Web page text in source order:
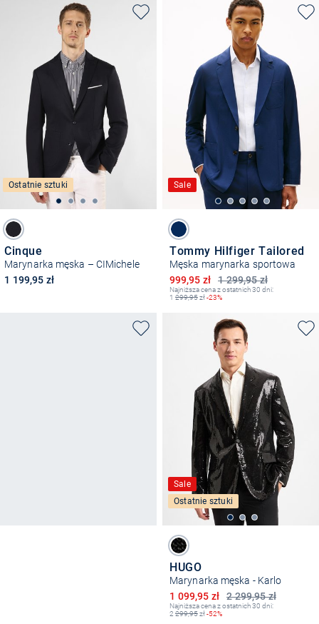
Ostatnie sztuki
Cinque
Marynarka męska – CIMichele
1 199,95 zł
Sale
Tommy Hilfiger Tailored
Męska marynarka sportowa
1 299,95 zł
Obniżona cena
999,95 zł
Najniższa cena z ostatnich 30 dni:
1 299,95zł-23%
Sale
Ostatnie sztuki
HUGO
Marynarka męska - Karlo
2 299,95 zł
Obniżona cena
1 099,95 zł
Najniższa cena z ostatnich 30 dni:
2 299,95zł-52%